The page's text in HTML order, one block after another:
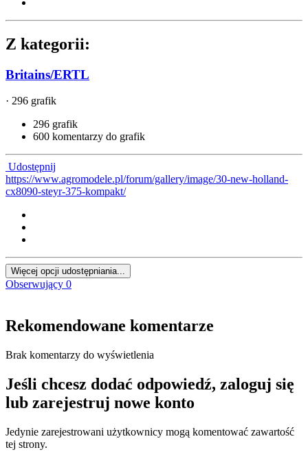
Z kategorii:
Britains/ERTL
· 296 grafik
296 grafik
600 komentarzy do grafik
Udostępnij
https://www.agromodele.pl/forum/gallery/image/30-new-holland-
cx8090-steyr-375-kompakt/
Więcej opcji udostępniania...
Obserwujący 0
Rekomendowane komentarze
Brak komentarzy do wyświetlenia
Jeśli chcesz dodać odpowiedź, zaloguj się
lub zarejestruj nowe konto
Jedynie zarejestrowani użytkownicy mogą komentować zawartość
tej strony.